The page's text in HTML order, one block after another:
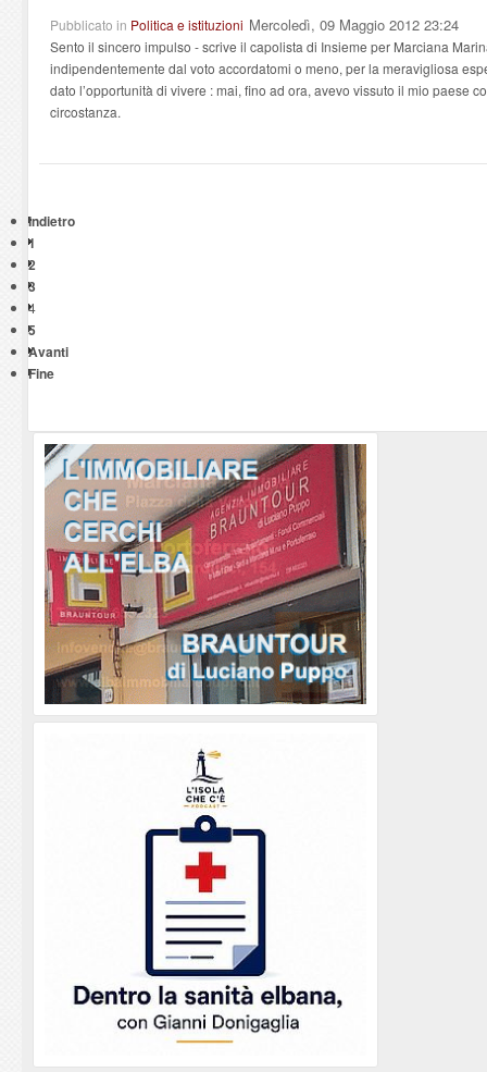
Pubblicato in Politica e istituzioni Mercoledì, 09 Maggio 2012 23:24
Sento il sincero impulso - scrive il capolista di Insieme per Marciana
indipendentemente dal voto accordatomi o meno, per la meravigliosa
dato l’opportunità di vivere : mai, fino ad ora, avevo vissuto il mio paese
circostanza.
Indietro
1
2
3
4
5
Avanti
Fine